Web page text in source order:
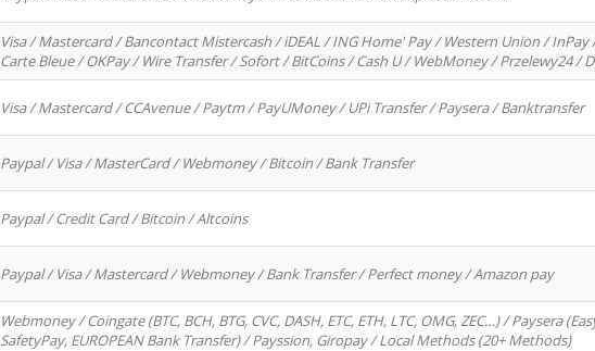
Visa / Mastercard / Bancontact Mistercash / iDEAL / ING Home' Pay / Western Union / InPay
Carte Bleue / OKPay / Wire Transfer / Sofort / BitCoins / Cash U / WebMoney / Przelewy24 /
Visa / Mastercard / CCAvenue / Paytm / PayUMoney / UPi Transfer / Paysera / Banktransfer
Paypal / Visa / MasterCard / Webmoney / Bitcoin / Bank Transfer
Paypal / Credit Card / Bitcoin / Altcoins
Paypal / Visa / Mastercard / Webmoney / Bank Transfer / Perfect money / Amazon pay
Webmoney / Coingate (BTC, BCH, BTG, CVC, DASH, ETC, ETH, LTC, OMG, ZEC…) / Paysera
SafetyPay, EUROPEAN Bank Transfer) / Payssion, Giropay / Local Methods (20+ Methods)